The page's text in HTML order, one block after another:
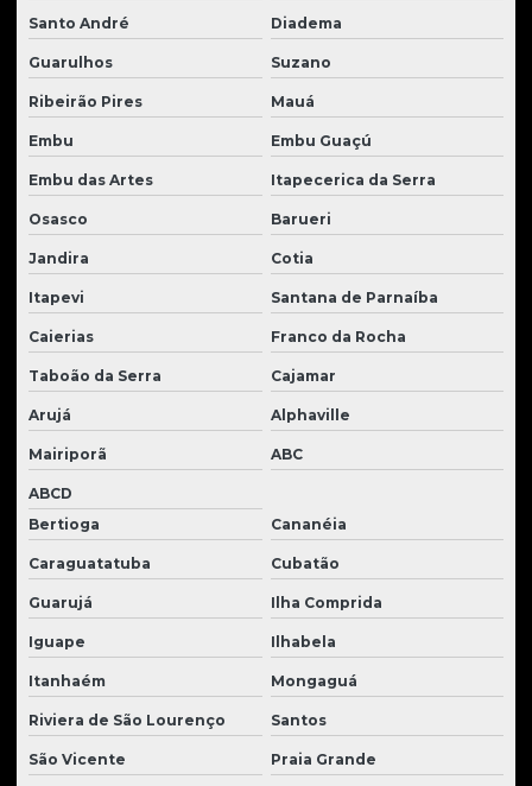
Tanque para tratores
Transmissão trator
Transmissão tratores e peças
Tratores case à venda
Tratores case à venda
Tratores de esteira usados
Tratores de esteira à venda
Tratores Hyundai usados
Tratores new holland usados a venda
Tratores new holland usados à venda
Tratores new holland usados à venda
Tratores new holland venda
Tratores usados
Vidros para cabines de tratores
Vidros para tratores
Santo André Diadema
Guarulhos Suzano
Ribeirão Pires Mauá
Embu Embu Guaçú
Embu das Artes Itapecerica da Serra
Osasco Barueri
Jandira Cotia
Itapevi Santana de Parnaíba
Caierias Franco da Rocha
Taboão da Serra Cajamar
Arujá Alphaville
Mairiporã ABC
ABCD
Bertioga
Cananéia
Caraguatatuba Cubatão
Guarujá Ilha Comprida
Iguape Ilhabela
Itanhaém Mongaguá
Riviera de São Lourenço Santos
São Vicente Praia Grande